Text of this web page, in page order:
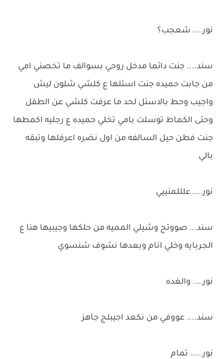
نور.... شعجب؟
سند.... جنت دائما مدخل روحي بسوالف ما تخصني امي
من جابت حميده جنت اسئلها ع كلشي شلون ليش
واجيب وحط بالاسئل لحد ما عرفت كلشي عن الطفل
وحتى الكماط توسلت بامي تخلي حميده ع رجليه اكمطها
جنت فطن حيل السالفه من اول نضره اعرفلها وتبقه
بالي
نور.... علللمنييي
سند... صووتج وشيلي المميه من حلكها وجيبيها هنا ع
الجربايه وخلي انام وبعدها نشوف شنسوي
نور.... والغده
سند.... عووفي من نكعد اجيبلج جاهز
نور..... تمام